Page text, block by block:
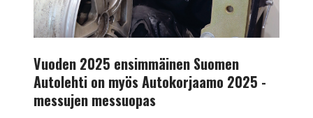
2025
-
messuopas
Vuoden 2025 ensimmäinen Suomen
Autolehti on myös Autokorjaamo 2025 -
messujen messuopas